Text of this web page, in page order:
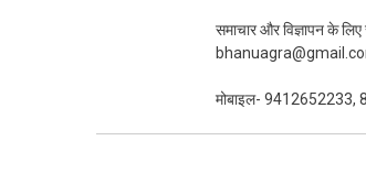
समाचार और विज्ञापन के
मोबाइल- 9412652233,